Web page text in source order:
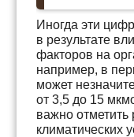
Иногда эти
в результате
факторов на
например, в
может
от 3,5 до 15
важно
климатических